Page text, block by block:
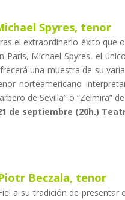
Spyres, tenor
el extraordinario éxito que
París, Michael Spyres, el
una muestra de su
norteamericano
de Sevilla” o “Zelmira”
de septiembre (20h.)
Beczala, tenor
a su tradición de presentar